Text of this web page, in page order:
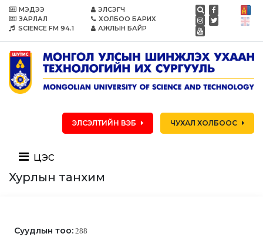
МЭДЭЭ
ЗАРЛАЛ
SCIENCE FM 94.1
ЭЛСЭГЧ
ХОЛБОО БАРИХ
АЖЛЫН БАЙР
ЭЛСЭЛТИЙН ВЭБ ЧУХАЛ ХОЛБООС
цэс
Хурлын танхим
Суудлын тоо: 288